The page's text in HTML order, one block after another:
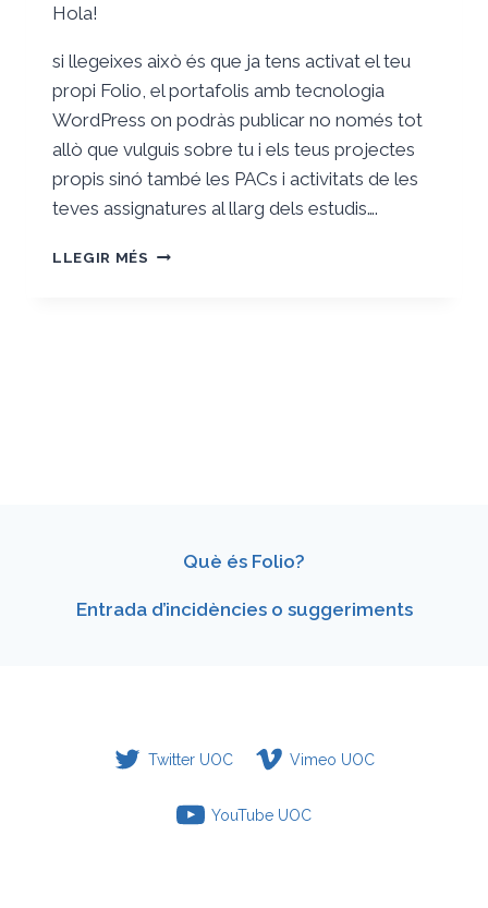
Hola!
si llegeixes això és que ja tens activat el teu
propi Folio, el portafolis amb tecnologia
WordPress on podràs publicar no només tot
allò que vulguis sobre tu i els teus projectes
propis sinó també les PACs i activitats de les
teves assignatures al llarg dels estudis….
LLEGIR MÉS ET
Què és Folio?
Entrada d’incidències o suggeriments
Twitter UOC Vimeo UOC
YouTube UOC